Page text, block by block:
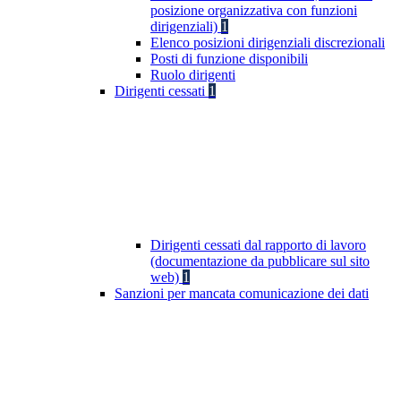
posizione organizzativa con funzioni
dirigenziali) 1
Elenco posizioni dirigenziali discrezionali
Posti di funzione disponibili
Ruolo dirigenti
Dirigenti cessati 1
Dirigenti cessati dal rapporto di lavoro
(documentazione da pubblicare sul sito
web) 1
Sanzioni per mancata comunicazione dei dati